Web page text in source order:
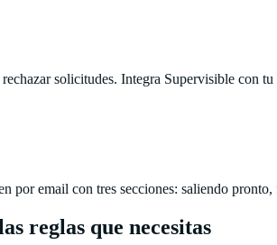
solicitudes. Integra Supervisible con
por email con tres secciones: saliendo
reglas que necesitas